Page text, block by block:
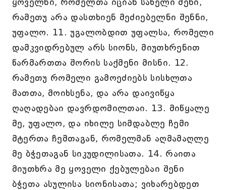
რამეთუ არა დასთხიენ მეძიებელნი შენნი,
უფალო. 11. უგალობდით უფალსა, რომელი
დამკვიდრებულ არს სიონს, მიუთხრენით
წარმართთა შორის საქმენი მისნი. 12.
რამეთუ რომელი გამოეძიებს სისხლთა
მათთა, მოიხსენა, და არა დაივიწყა
ღაღადებაი დავრდომილთაი. 13. მიწყალე
მე, უფალო, და იხილე სიმდაბლე ჩემი
მტერთა ჩემთაგან, რომელმან აღმამაღლე
მე ბჭეთაგან სიკუდილისათა. 14. რაითა
მიუთხრა მე ყოველი ქებულებაი შენი
ბჭეთა ასულისა სიონისათა; ვიხარებდეთ